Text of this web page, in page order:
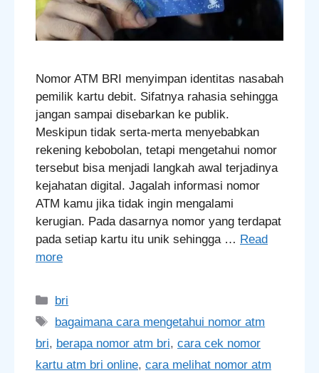
Nomor ATM BRI menyimpan identitas nasabah
pemilik kartu debit. Sifatnya rahasia sehingga
jangan sampai disebarkan ke publik.
Meskipun tidak serta-merta menyebabkan
rekening kebobolan, tetapi mengetahui nomor
tersebut bisa menjadi langkah awal terjadinya
kejahatan digital. Jagalah informasi nomor
ATM kamu jika tidak ingin mengalami
kerugian. Pada dasarnya nomor yang terdapat
pada setiap kartu itu unik sehingga … Read
more
Categories
bri
Tags
bagaimana cara mengetahui nomor atm
bri, berapa nomor atm bri, cara cek nomor
kartu atm bri online, cara melihat nomor atm